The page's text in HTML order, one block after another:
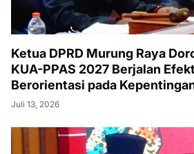
Ketua DPRD Murung Raya
KUA-PPAS 2027 Berjalan
Berorientasi pada
Juli 13, 2026